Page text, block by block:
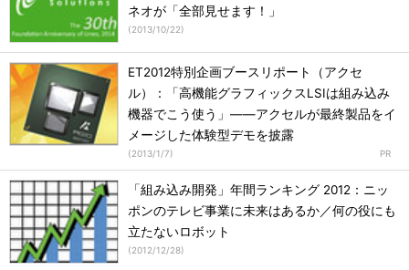
ネオが「全部見せます！」
(2013/10/22)
ET2012特別企画ブースリポート（アクセ
ル）：「高機能グラフィックスLSIは組み込み
機器でこう使う」――アクセルが最終製品をイ
メージした体験型デモを披露
(2013/1/7)
「組み込み開発」年間ランキング 2012：ニッ
ポンのテレビ事業に未来はあるか／何の役にも
立たないロボット
(2012/12/28)